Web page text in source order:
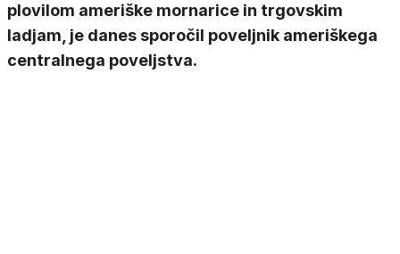
plovilom ameriške mornarice in trgovskim
ladjam, je danes sporočil poveljnik ameriškega
centralnega poveljstva.